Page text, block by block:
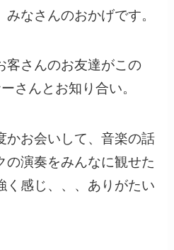
なさんのおかげです。
客さんのお友達がこの
さんとお知り合い。
かお会いして、音楽の話
の演奏をみんなに観せた
く感じ、、、ありがたい